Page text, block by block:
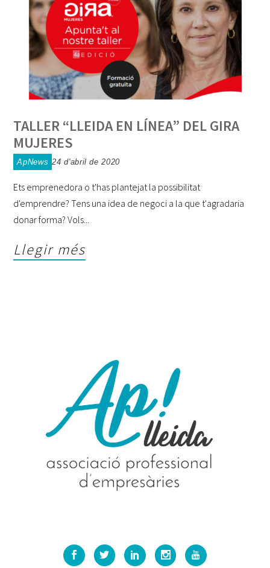
TALLER “LLEIDA EN LÍNEA” DEL GIRA
MUJERES
ApNews 24 d'abril de 2020
Ets emprenedora o t'has plantejat la possibilitat
d'emprendre? Tens una idea de negoci a la que t'agradaria
donar forma? Vols
Llegir més